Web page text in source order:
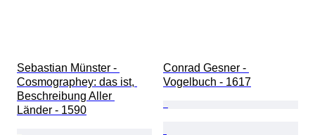
Sebastian Münster -
Cosmographey: das ist,
Beschreibung Aller
Länder - 1590
Conrad Gesner -
Vogelbuch - 1617